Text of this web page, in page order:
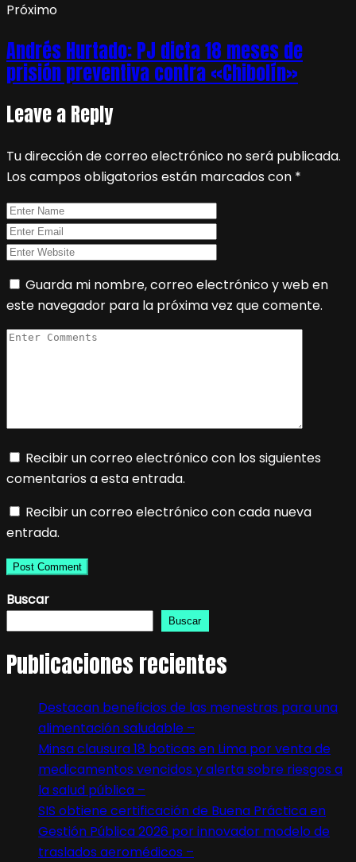
Próximo
Andrés Hurtado: PJ dicta 18 meses de
prisión preventiva contra «Chibolín»
Leave a Reply
Tu dirección de correo electrónico no será publicada.
Los campos obligatorios están marcados con *
Guarda mi nombre, correo electrónico y web en
este navegador para la próxima vez que comente.
Recibir un correo electrónico con los siguientes
comentarios a esta entrada.
Recibir un correo electrónico con cada nueva
entrada.
Buscar
Buscar
Publicaciones recientes
Destacan beneficios de las menestras para una
alimentación saludable –
Minsa clausura 18 boticas en Lima por venta de
medicamentos vencidos y alerta sobre riesgos a
la salud pública –
SIS obtiene certificación de Buena Práctica en
Gestión Pública 2026 por innovador modelo de
traslados aeromédicos –